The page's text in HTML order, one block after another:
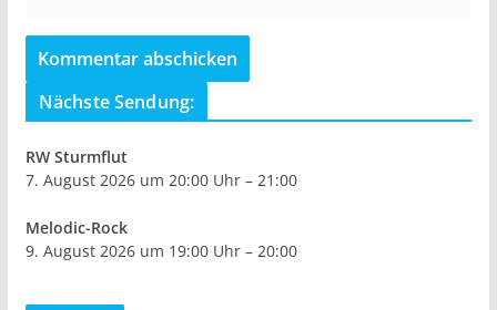
Nächste Sendung:
RW Sturmflut
7. August 2026 um 20:00 Uhr – 21:00
Melodic-Rock
9. August 2026 um 19:00 Uhr – 20:00